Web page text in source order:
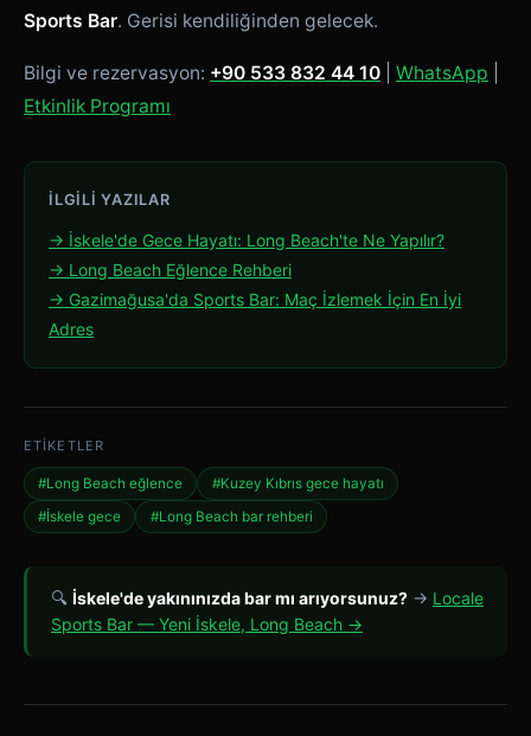
Sports Bar. Gerisi kendiliğinden gelecek.
Bilgi ve rezervasyon: +90 533 832 44 10 WhatsApp
Etkinlik Programı
İLGILI YAZILAR
→ İskele'de Gece Hayatı: Long Beach'te Ne Yapılır?
→ Long Beach Eğlence Rehberi
→ Gazimağusa'da Sports Bar: Maç İzlemek İçin En İyi
Adres
ETIKETLER
#Long Beach eğlence
#Kuzey Kıbrıs gece hayatı
#İskele gece
#Long Beach bar rehberi
🔍 İskele'de yakınınızda bar mı arıyorsunuz? → Locale
Sports Bar — Yeni İskele, Long Beach →